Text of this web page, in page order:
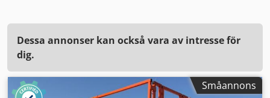
Dessa annonser kan också vara av intresse för
dig.
Småannons